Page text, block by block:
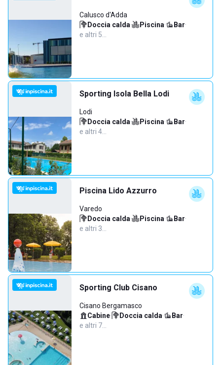
Calusco d'Adda
Doccia calda· Piscina· Bar·
e altri 5…
Sporting Isola Bella Lodi
Lodi
Doccia calda· Piscina· Bar·
e altri 4…
Piscina Lido Azzurro
Varedo
Doccia calda· Piscina· Bar·
e altri 3…
Sporting Club Cisano
Cisano Bergamasco
Cabine· Doccia calda· Bar·
e altri 7…